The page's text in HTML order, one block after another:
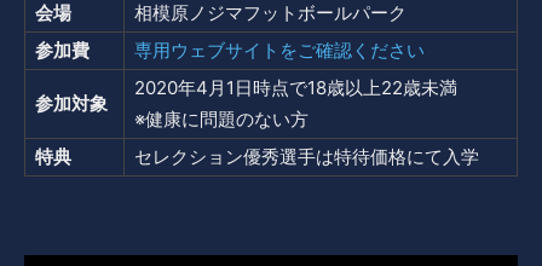
会場
相模原ノジマフットボールパーク
参加費
専用ウェブサイトをご確認ください
参加対象
2020年4月1日時点で18歳以上22歳未満
※健康に問題のない方
特典
セレクション優秀選手は特待価格にて入学